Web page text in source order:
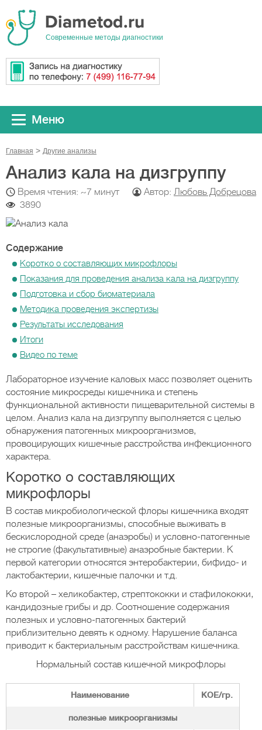
Cовременные методы диагностики
Меню
Главная Другие анализы
Анализ кала на дизгруппу
Время чтения: ~7 минут Автор: Любовь Добрецова
3890
Содержание
Коротко о составляющих микрофлоры
Показания для проведения анализа кала на дизгруппу
Подготовка и сбор биоматериала
Методика проведения экспертизы
Результаты исследования
Итоги
Видео по теме
Лабораторное изучение каловых масс позволяет оценить
состояние микросреды кишечника и степень
функциональной активности пищеварительной системы в
целом. Анализ кала на дизгруппу выполняется с целью
обнаружения патогенных микроорганизмов,
провоцирующих кишечные расстройства инфекционного
характера.
Коротко о составляющих
микрофлоры
В состав микробиологической флоры кишечника входят
полезные микроорганизмы, способные выживать в
бескислородной среде (анаэробы) и условно-патогенные
не строгие (факультативные) анаэробные бактерии. К
первой категории относятся энтеробактерии, бифидо- и
лактобактерии, кишечные палочки и т.д.
Ко второй – хеликобактер, стрептококки и стафилококки,
кандидозные грибы и др. Соотношение содержания
полезных и условно-патогенных бактерий
приблизительно девять к одному. Нарушение баланса
приводит к бактериальным расстройствам кишечника.
Нормальный состав кишечной микрофлоры
Наименование КОЕ/гр.
полезные микроорганизмы